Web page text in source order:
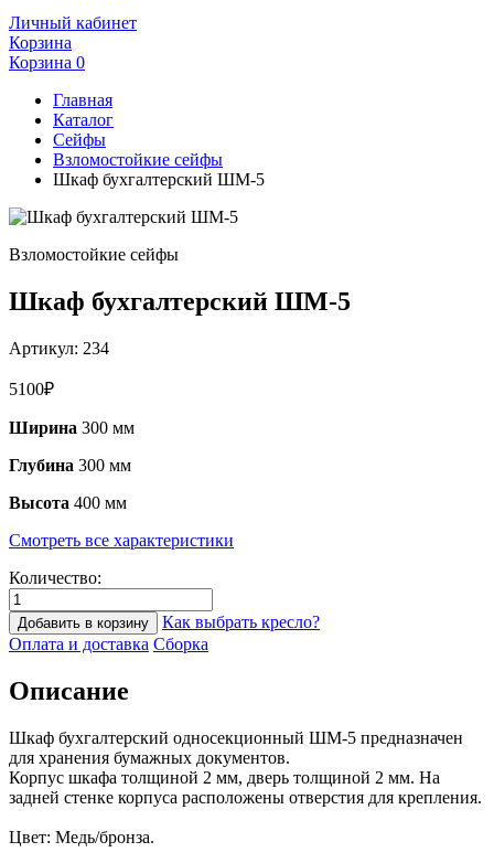
Личный кабинет
Корзина
Корзина 0
Главная
Каталог
Сейфы
Взломостойкие сейфы
Шкаф бухгалтерский ШМ-5
Взломостойкие сейфы
Шкаф бухгалтерский ШМ-5
Артикул: 234
5100₽
Ширина 300 мм
Глубина 300 мм
Высота 400 мм
Смотреть все характеристики
Количество:
Добавить в корзину
Как выбрать кресло?
Оплата и доставка Сборка
Описание
Шкаф бухгалтерский односекционный ШМ-5 предназначен
для хранения бумажных документов.
Корпус шкафа толщиной 2 мм, дверь толщиной 2 мм. На
задней стенке корпуса расположены отверстия для крепления.
Цвет: Медь/бронза.